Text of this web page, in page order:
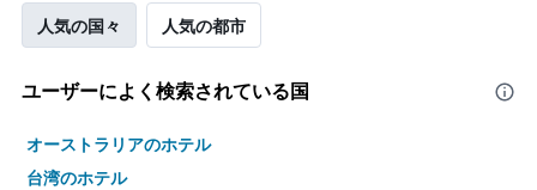
人気の国々 人気の都市
ユーザーによく検索されている国
オーストラリアのホテル
台湾のホテル